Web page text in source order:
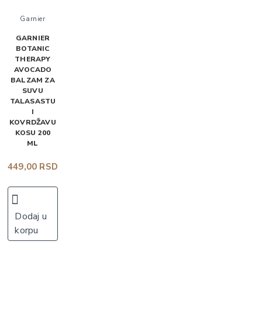
Garnier
GARNIER
BOTANIC
THERAPY
AVOCADO
BALZAM ZA
SUVU
TALASASTU
I
KOVRDŽAVU
KOSU 200
ML
449,00 RSD
Dodaj u
korpu